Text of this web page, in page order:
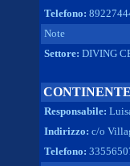
Telefono:
Note
Settore: DIVING
Responsabile:
Indirizzo: c/o
Telefono: